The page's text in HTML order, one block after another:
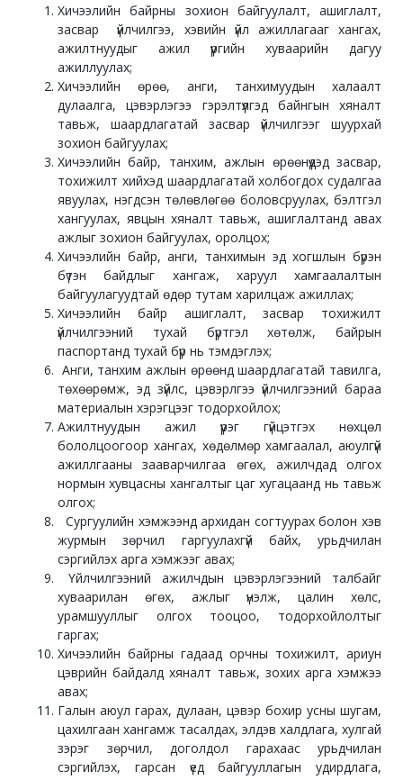
Хичээлийн байрны зохион байгуулалт, ашиглалт,
засвар үйлчилгээ, хэвийн үйл ажиллагааг хангах,
ажилтнуудыг ажил үүргийн хуваарийн дагуу
ажиллуулах;
Хичээлийн өрөө, анги, танхимуудын халаалт
дулаалга, цэвэрлэгээ гэрэлтүүлгэд байнгын хяналт
тавьж, шаардлагатай засвар үйлчилгээг шуурхай
зохион байгуулах;
Хичээлийн байр, танхим, ажлын өрөөнүүдэд засвар,
тохижилт хийхэд шаардлагатай холбогдох судалгаа
явуулах, нэгдсэн төлөвлөгөө боловсруулах, бэлтгэл
хангуулах, явцын хяналт тавьж, ашиглалтанд авах
ажлыг зохион байгуулах, оролцох;
Хичээлийн байр, анги, танхимын эд хогшлын бүрэн
бүтэн байдлыг хангаж, харуул хамгаалалтын
байгуулагуудтай өдөр тутам харилцаж ажиллах;
Хичээлийн байр ашиглалт, засвар тохижилт
үйлчилгээний тухай бүртгэл хөтөлж, байрын
паспортанд тухай бүр нь тэмдэглэх;
Анги, танхим ажлын өрөөнд шаардлагатай тавилга,
төхөөрөмж, эд зүйлс, цэвэрлгээ үйлчилгээний бараа
материалын хэрэгцээг тодорхойлох;
Ажилтнуудын ажил үүрэг гүйцэтгэх нөхцөл
бололцоогоор хангах, хөдөлмөр хамгаалал, аюулгүй
ажиллгааны зааварчилгаа өгөх, ажилчдад олгох
нормын хувцасны хангалтыг цаг хугацаанд нь тавьж
олгох;
Сургуулийн хэмжээнд архидан согтуурах болон хэв
журмын зөрчил гаргуулахгүй байх, урьдчилан
сэргийлэх арга хэмжээг авах;
Үйлчилгээний ажилчдын цэвэрлэгээний талбайг
хуваарилан өгөх, ажлыг үнэлж, цалин хөлс,
урамшууллыг олгох тооцоо, тодорхойлолтыг
гаргах;
Хичээлийн байрны гадаад орчны тохижилт, ариун
цэврийн байдалд хяналт тавьж, зохих арга хэмжээ
авах;
Галын аюул гарах, дулаан, цэвэр бохир усны шугам,
цахилгаан хангамж тасалдах, элдэв халдлага, хулгай
зэрэг зөрчил, доголдол гарахаас урьдчилан
сэргийлэх, гарсан үед байгууллагын удирдлага,